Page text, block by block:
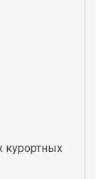
курортных